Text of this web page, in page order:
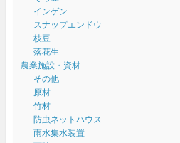
インゲン
スナップエンドウ
枝豆
落花生
農業施設・資材
その他
原材
竹材
防虫ネットハウス
雨水集水装置